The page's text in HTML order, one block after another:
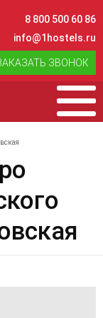
8 800 500 60 86
info@1hostels.ru
ЗВОНОК